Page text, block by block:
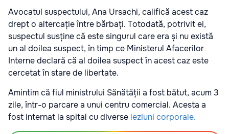
Avocatul suspectului, Ana Ursachi, califică acest caz
drept o altercație între bărbați. Totodată, potrivit ei,
suspectul susține că este singurul care era și nu există
un al doilea suspect, în timp ce Ministerul Afacerilor
Interne declară că al doilea suspect în acest caz este
cercetat în stare de libertate.
Amintim că fiul ministrului Sănătății a fost bătut, acum 3
zile, într-o parcare a unui centru comercial. Acesta a
fost internat la spital cu diverse leziuni corporale.